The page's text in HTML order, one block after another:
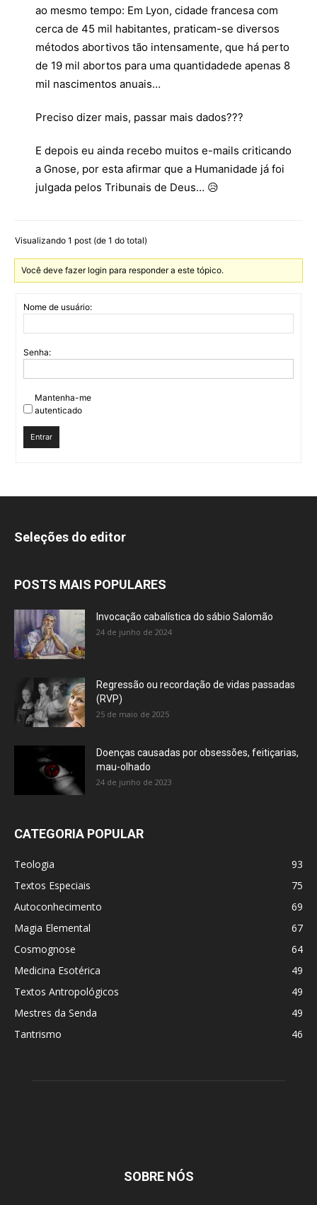
ao mesmo tempo: Em Lyon, cidade francesa com
cerca de 45 mil habitantes, praticam-se diversos
métodos abortivos tão intensamente, que há perto
de 19 mil abortos para uma quantidadede apenas 8
mil nascimentos anuais…
Preciso dizer mais, passar mais dados???
E depois eu ainda recebo muitos e-mails criticando
a Gnose, por esta afirmar que a Humanidade já foi
julgada pelos Tribunais de Deus… 😥
Visualizando 1 post (de 1 do total)
Você deve fazer login para responder a este tópico.
Nome de usuário:
Senha:
Mantenha-me
autenticado
Entrar
Seleções do editor
POSTS MAIS POPULARES
Invocação cabalística do sábio Salomão
24 de junho de 2024
Regressão ou recordação de vidas passadas
(RVP)
25 de maio de 2025
Doenças causadas por obsessões, feitiçarias,
mau-olhado
24 de junho de 2023
CATEGORIA POPULAR
Teologia
93
Textos Especiais
75
Autoconhecimento
69
Magia Elemental
67
Cosmognose
64
Medicina Esotérica
49
Textos Antropológicos
49
Mestres da Senda
49
Tantrismo
46
SOBRE NÓS